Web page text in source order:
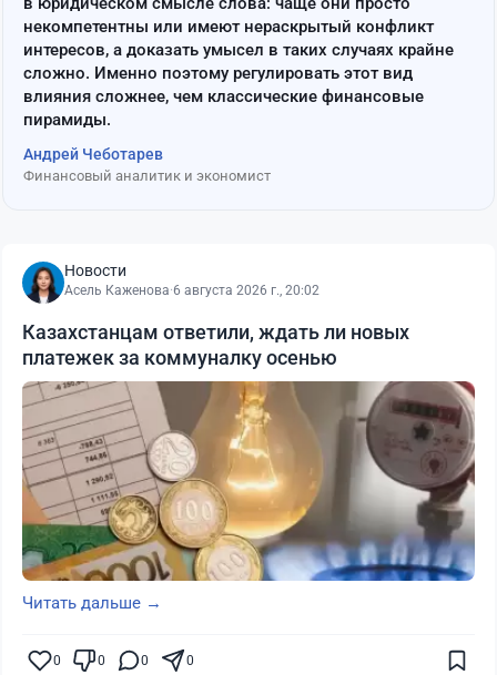
некомпетентны или имеют нераскрытый конфликт
интересов, а доказать умысел в таких случаях крайне
сложно. Именно поэтому регулировать этот вид
влияния сложнее, чем классические финансовые
пирамиды.
Андрей Чеботарев
Финансовый аналитик и экономист
Новости
Асель Каженова·6 августа 2026 г., 20:02
Казахстанцам ответили, ждать ли новых
платежек за коммуналку осенью
Читать дальше →
0 0 0 0